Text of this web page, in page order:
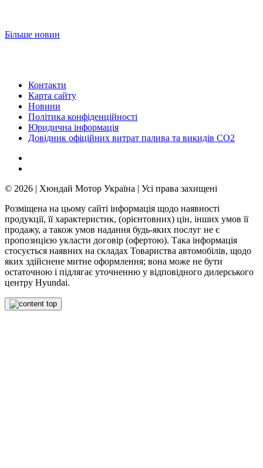
Більше новин
Контакти
Карта сайту
Новини
Політика конфіденційності
Юридична інформація
Довідник офіційних витрат палива та викидів СО2
© 2026 | Хюндай Мотор Україна | Усі права захищені
Розміщена на цьому сайті інформація щодо наявності
продукції, її характеристик, (орієнтовних) цін, інших умов її
продажу, а також умов надання будь-яких послуг не є
пропозицією укласти договір (офертою). Така інформація
стосується наявних на складах Товариства автомобілів, щодо
яких здійснене митне оформлення; вона може не бути
остаточною і підлягає уточненню у відповідного дилерського
центру Hyundai.